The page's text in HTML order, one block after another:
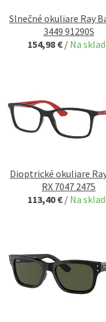
Slnečné okuliare Ray
3449 91290S
154,98 € / Na
Dioptrické okuliare
RX 7047 2475
113,40 € / Na